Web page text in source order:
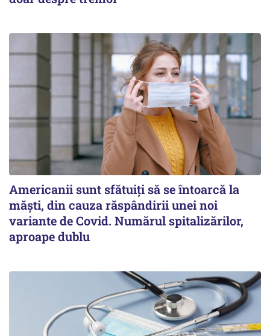
Americanii sunt sfătuiți să se întoarcă la
măști, din cauza răspândirii unei noi
variante de Covid. Numărul spitalizărilor,
aproape dublu